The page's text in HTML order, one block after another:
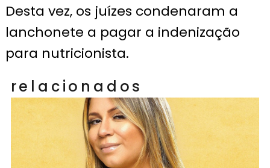
Desta vez, os juízes condenaram a
lanchonete a pagar a indenização
para nutricionista.
relacionados